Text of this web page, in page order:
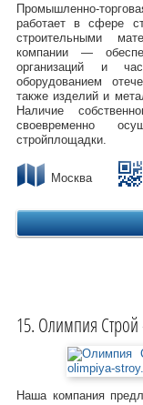
Промышленно-
работает в сфере
строительными
компании —
организаций и
оборудованием
также изделий и
Наличие
своевременно
стройплощадки.
Москва
Олимпия
Наша компания